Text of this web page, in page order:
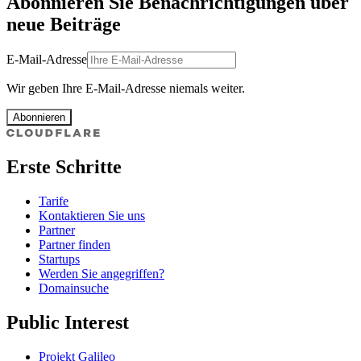
neue Beiträge
E-Mail-Adresse
Wir geben Ihre E-Mail-Adresse niemals weiter.
Abonnieren
Erste Schritte
Tarife
Kontaktieren Sie uns
Partner
Partner finden
Startups
Werden Sie angegriffen?
Domainsuche
Public Interest
Projekt Galileo